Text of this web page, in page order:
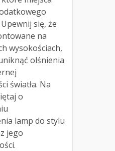
się, że
na
wysokościach,
olśnienia
światła. Na
o
lamp do stylu
jego